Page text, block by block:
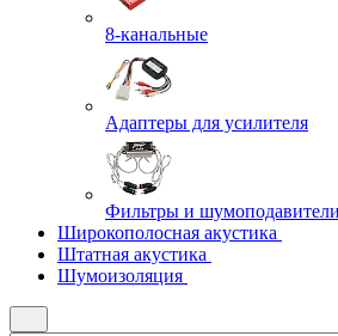
8-канальные
Адаптеры для усилителя
Фильтры и шумоподавители
Широкополосная акустика
Штатная акустика
Шумоизоляция